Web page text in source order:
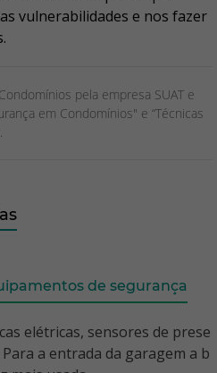
vulnerabilidades e nos fazer
pela empresa SUAT e
em Condomínios" e “Técnicas
de segurança
elétricas, sensores de prese
a entrada da garagem a b